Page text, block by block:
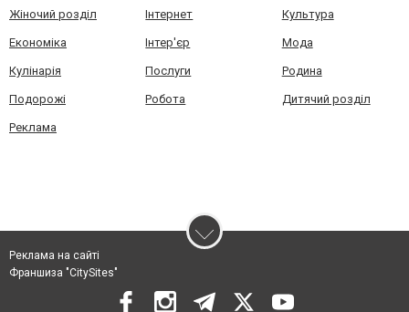
Жіночий розділ Інтернет Культура
Економіка Інтер'єр Мода
Кулінарія Послуги Родина
Подорожі Робота Дитячий розділ
Реклама
Реклама на сайті
Франшиза "CitySites"